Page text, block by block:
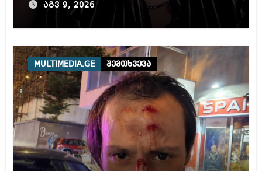
აგვ 9, 2026
MULTIMEDIA.GE შემთხვევა